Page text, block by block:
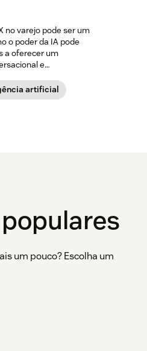
no varejo pode ser um
o poder da IA ​​pode
a oferecer um
e
artificial
um pouco? Escolha um